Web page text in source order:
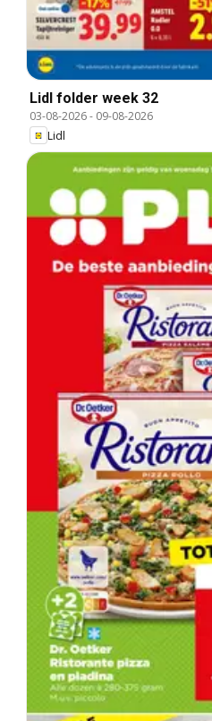
Lidl folder week 32
03-08-2026- 09-08-2026
Lidl